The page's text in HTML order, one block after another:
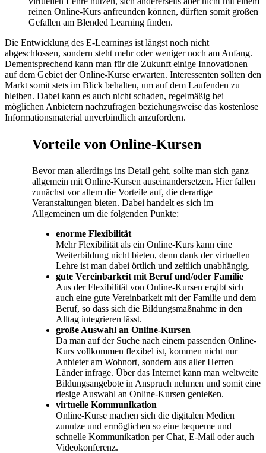
reinen Online-Kurs anfreunden können, dürften somit großen
Gefallen am Blended Learning finden.
Die Entwicklung des E-Learnings ist längst noch nicht
abgeschlossen, sondern steht mehr oder weniger noch am Anfang.
Dementsprechend kann man für die Zukunft einige Innovationen
auf dem Gebiet der Online-Kurse erwarten. Interessenten sollten den
Markt somit stets im Blick behalten, um auf dem Laufenden zu
bleiben. Dabei kann es auch nicht schaden, regelmäßig bei
möglichen Anbietern nachzufragen beziehungsweise das kostenlose
Informationsmaterial unverbindlich anzufordern.
Vorteile von Online-Kursen
Bevor man allerdings ins Detail geht, sollte man sich ganz
allgemein mit Online-Kursen auseinandersetzen. Hier fallen
zunächst vor allem die Vorteile auf, die derartige
Veranstaltungen bieten. Dabei handelt es sich im
Allgemeinen um die folgenden Punkte:
enorme Flexibilität
Mehr Flexibilität als ein Online-Kurs kann eine
Weiterbildung nicht bieten, denn dank der virtuellen
Lehre ist man dabei örtlich und zeitlich unabhängig.
gute Vereinbarkeit mit Beruf und/oder Familie
Aus der Flexibilität von Online-Kursen ergibt sich
auch eine gute Vereinbarkeit mit der Familie und dem
Beruf, so dass sich die Bildungsmaßnahme in den
Alltag integrieren lässt.
große Auswahl an Online-Kursen
Da man auf der Suche nach einem passenden Online-
Kurs vollkommen flexibel ist, kommen nicht nur
Anbieter am Wohnort, sondern aus aller Herren
Länder infrage. Über das Internet kann man weltweite
Bildungsangebote in Anspruch nehmen und somit eine
riesige Auswahl an Online-Kursen genießen.
virtuelle Kommunikation
Online-Kurse machen sich die digitalen Medien
zunutze und ermöglichen so eine bequeme und
schnelle Kommunikation per Chat, E-Mail oder auch
Videokonferenz.